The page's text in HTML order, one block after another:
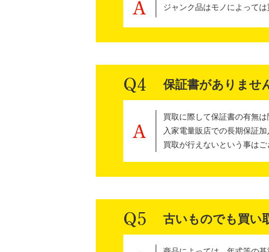
ジャンク品はモノによって
保証書がありませ
買取に際して保証書の有無
入家電量販店での長期保証
買取が行えないという事はご
古いものでも買い